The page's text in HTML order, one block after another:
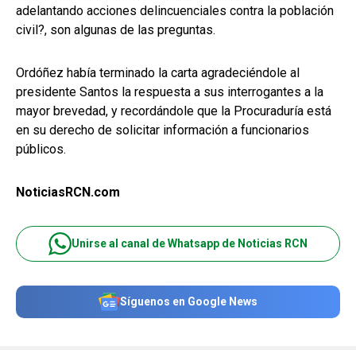
adelantando acciones delincuenciales contra la población
civil?, son algunas de las preguntas.
Ordóñez había terminado la carta agradeciéndole al
presidente Santos la respuesta a sus interrogantes a la
mayor brevedad, y recordándole que la Procuraduría está
en su derecho de solicitar información a funcionarios
públicos.
NoticiasRCN.com
Unirse al canal de Whatsapp de Noticias RCN
Síguenos en Google News